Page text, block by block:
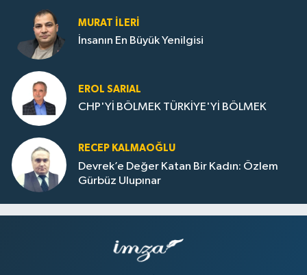
MURAT İLERI
İnsanın En Büyük Yenilgisi
EROL SARIAL
CHP'Yİ BÖLMEK TÜRKİYE'Yİ BÖLMEK
RECEP KALMAOĞLU
Devrek’e Değer Katan Bir Kadın: Özlem
Gürbüz Ulupınar